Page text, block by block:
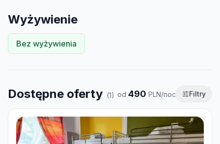
Wyżywienie
Bez wyżywienia
Dostępne oferty (1) od 490 PLN/noc Filtry